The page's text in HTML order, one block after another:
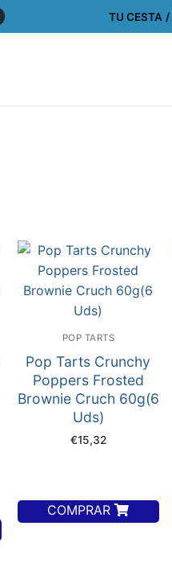
TU CESTA /
POP TARTS
Pop Tarts Crunchy
Poppers Frosted
Brownie Cruch 60g(6
Uds)
€15,32
COMPRAR